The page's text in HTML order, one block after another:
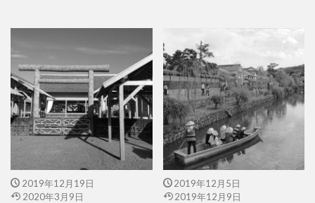
2019年12月19日
2020年3月9日
2019年12月5日
2019年12月9日